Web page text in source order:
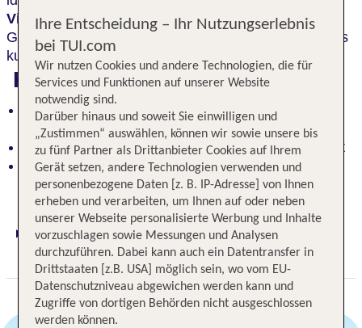
Vital Spabietet Erholung und Ruhe für Körper und
Geist während die
für das
kulinarische Wohlbefinden sorgt.
Highlights
Das Hotel am Meer verzaubert mit Komfort und
Entspannung
Der Vital Spa bietet Erholung für Körper und Geist
All-Inclusive-Verpflegung sorgt für das leibliche
Wohl
Digitaler und telefonischer 24/7 TUI Service
plus Reiseleiter
Ihre Entscheidung – Ihr Nutzungserlebnis
bei TUI.com
Wir nutzen Cookies und andere Technologien, die für
Services und Funktionen auf unserer Website
notwendig sind.
Darüber hinaus und soweit Sie einwilligen und
„Zustimmen“ auswählen, können wir sowie unsere bis
zu fünf Partner als Drittanbieter Cookies auf Ihrem
Gerät setzen, andere Technologien verwenden und
personenbezogene Daten [z. B. IP-Adresse] von Ihnen
erheben und verarbeiten, um Ihnen auf oder neben
unserer Webseite personalisierte Werbung und Inhalte
vorzuschlagen sowie Messungen und Analysen
durchzuführen. Dabei kann auch ein Datentransfer in
Drittstaaten [z.B. USA] möglich sein, wo vom EU-
Datenschutzniveau abgewichen werden kann und
Zugriffe von dortigen Behörden nicht ausgeschlossen
werden können.